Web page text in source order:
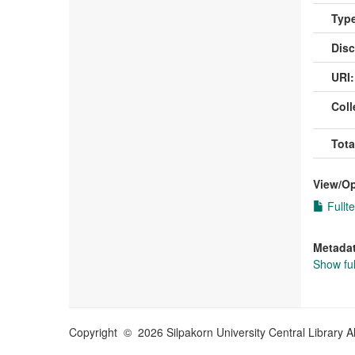
URI:
View/
Show
Copyright © 2026 Silpakorn University Central Library